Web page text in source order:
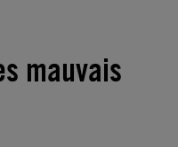
mauvais